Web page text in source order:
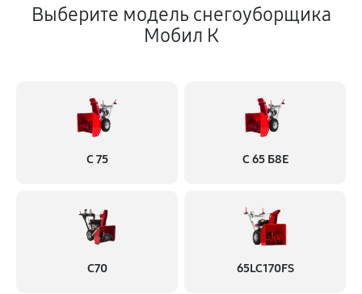
Выберите модель снегоуборщика
Мобил К
С 75 С 65 Б8Е
С70 65LC170FS